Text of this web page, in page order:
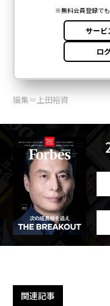
編集＝上田裕資
関連記事